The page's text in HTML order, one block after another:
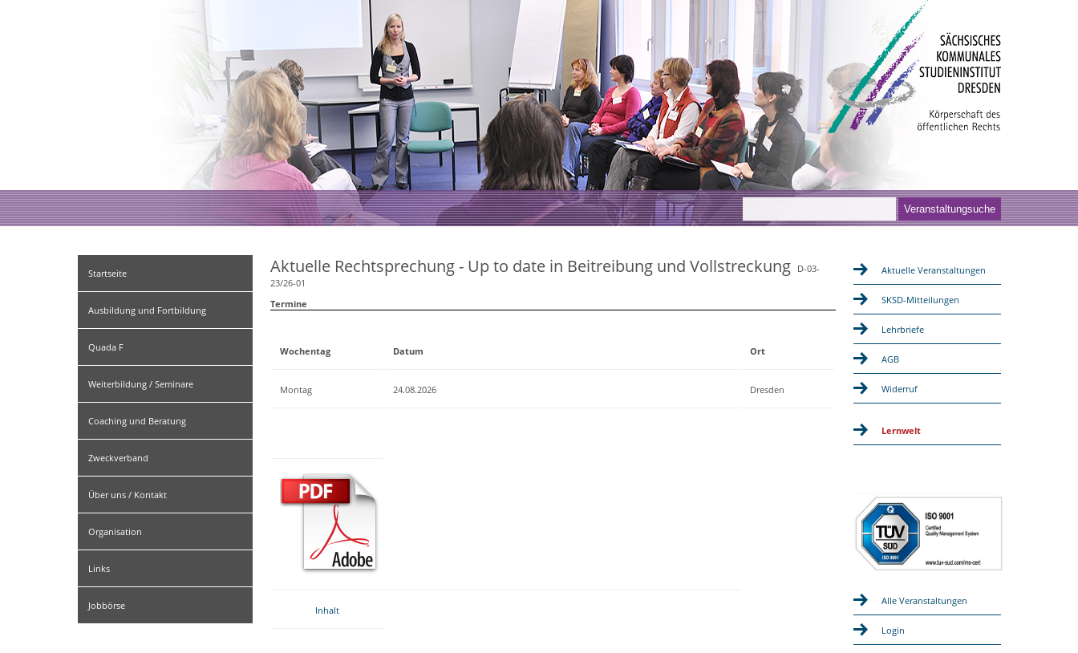
Startseite
Ausbildung und Fortbildung
Quada F
Weiterbildung / Seminare
Coaching und Beratung
Zweckverband
Über uns / Kontakt
Organisation
Links
Jobbörse
Aktuelle Rechtsprechung - Up to date in Beitreibung und Vollstreckung D-03-
23/26-01
Termine
Wochentag Datum Ort
Montag 24.08.2026 Dresden
Inhalt
Aktuelle Veranstaltungen
SKSD-Mitteilungen
Lehrbriefe
AGB
Widerruf
Lernwelt
Alle Veranstaltungen
Login